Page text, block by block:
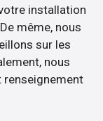
installation
même, nous
sur les
nous